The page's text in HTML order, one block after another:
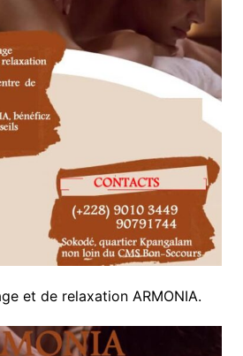
et de relaxation ARMONIA.